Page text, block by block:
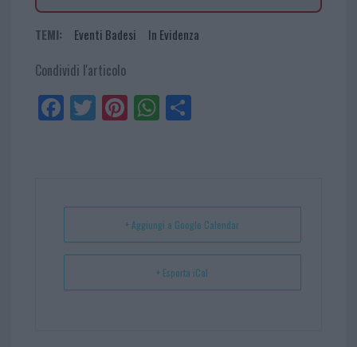
TEMI: Eventi Badesi In Evidenza
Condividi l'articolo
Fa
ce
Tw
itt
Pi
nt
t
W
ha
p
Sh
+ Aggiungi a Google Calendar
+ Esporta iCal